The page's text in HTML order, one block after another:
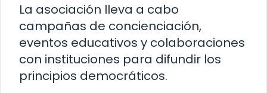
La asociación lleva a cabo
campañas de concienciación,
eventos educativos y colaboraciones
con instituciones para difundir los
principios democráticos.